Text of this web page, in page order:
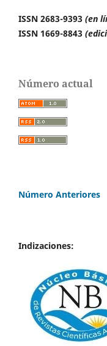
ISSN 2683-9393 (en
ISSN 1669-8843
Número actual
Número Anteriores
Indizaciones: